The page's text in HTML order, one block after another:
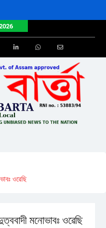
Email
ওৱেছি
মনোভাবঃ ওৱেছি